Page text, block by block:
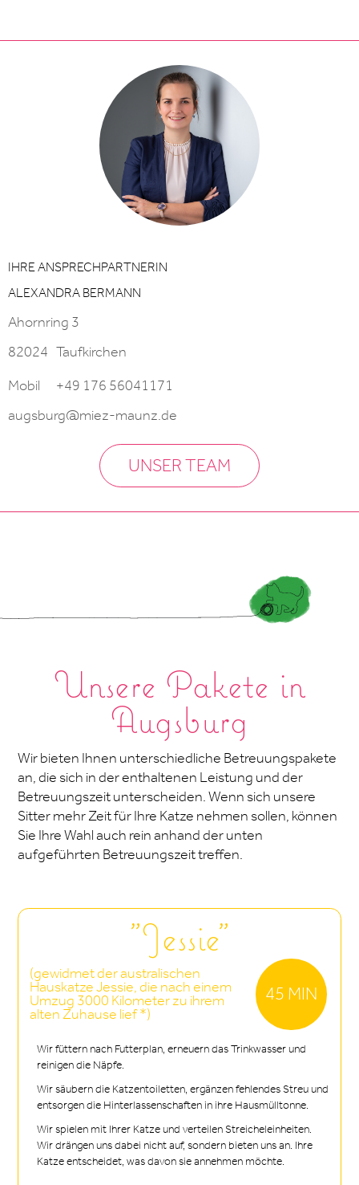
Ahornring 3
82024 Taufkirchen
Mobil
+49 176 56041171
augsburg@miez-maunz.de
IHRE ANSPRECHPARTNERIN
ALEXANDRA BERMANN
UNSER TEAM
Unsere Pakete in
Augsburg
Wir bieten Ihnen unterschiedliche Betreuungspakete
an, die sich in der enthaltenen Leistung und der
Betreuungszeit unterscheiden. Wenn sich unsere
Sitter mehr Zeit für Ihre Katze nehmen sollen, können
Sie Ihre Wahl auch rein anhand der unten
aufgeführten Betreuungszeit treffen.
"Jessie"
45 MIN
(gewidmet der australischen
Hauskatze Jessie, die nach einem
Umzug 3000 Kilometer zu ihrem
alten Zuhause lief *)
Wir füttern nach Futterplan, erneuern das Trinkwasser und
reinigen die Näpfe.
Wir säubern die Katzentoiletten, ergänzen fehlendes Streu und
entsorgen die Hinterlassenschaften in ihre Hausmülltonne.
Wir spielen mit Ihrer Katze und verteilen Streicheleinheiten.
Wir drängen uns dabei nicht auf, sondern bieten uns an. Ihre
Katze entscheidet, was davon sie annehmen möchte.